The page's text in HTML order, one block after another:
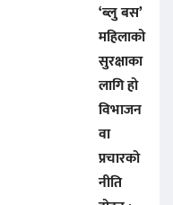
‘ब्लु बस’
महिलाको
सुरक्षाका
लागि हो
विभाजन
वा
प्रचारको
नीति